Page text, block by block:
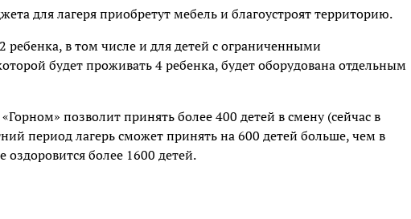
для лагеря приобретут мебель и благоустроят территорию.
в том числе и для детей с ограниченными
будет проживать 4 ребенка, будет оборудована отдельным
позволит принять более 400 детей в смену (сейчас в
период лагерь сможет принять на 600 детей больше, чем в
оздоровится более 1600 детей.